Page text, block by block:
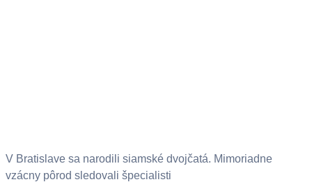
V Bratislave sa narodili siamské dvojčatá. Mimoriadne
vzácny pôrod sledovali špecialisti